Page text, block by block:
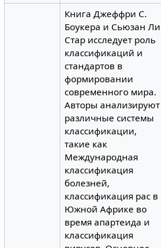
Книга Джеффри С.
Боукера и Сьюзан Ли
Стар исследует роль
классификаций и
стандартов в
формировании
современного мира.
Авторы анализируют
различные системы
классификации,
такие как
Международная
классификация
болезней,
классификация рас в
Южной Африке во
время апартеида и
классификация